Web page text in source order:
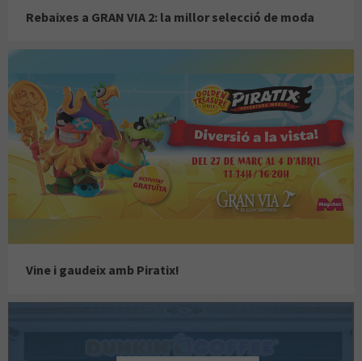
Rebaixes a GRAN VIA 2: la millor selecció de moda
Vine i gaudeix amb Piratix!